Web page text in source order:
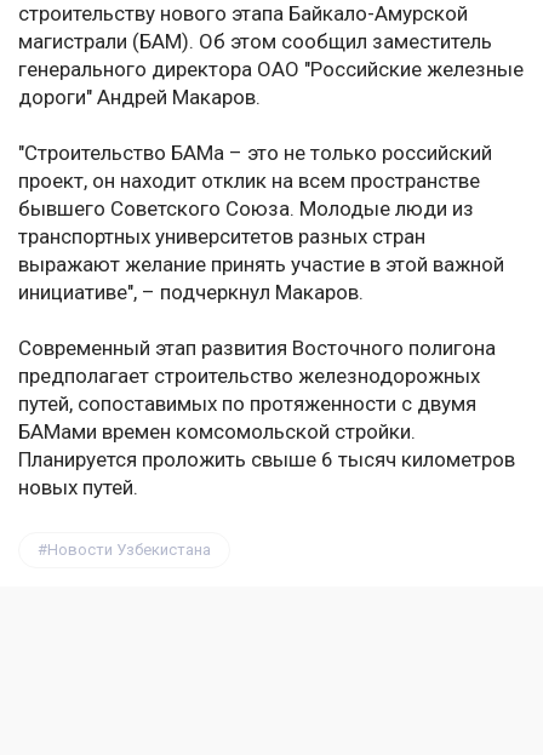
строительству нового этапа Байкало-Амурской
магистрали (БАМ). Об этом сообщил заместитель
генерального директора ОАО "Российские железные
дороги" Андрей Макаров.
"Строительство БАМа – это не только российский
проект, он находит отклик на всем пространстве
бывшего Советского Союза. Молодые люди из
транспортных университетов разных стран
выражают желание принять участие в этой важной
инициативе", – подчеркнул Макаров.
Современный этап развития Восточного полигона
предполагает строительство железнодорожных
путей, сопоставимых по протяженности с двумя
БАМами времен комсомольской стройки.
Планируется проложить свыше 6 тысяч километров
новых путей.
Новости Узбекистана